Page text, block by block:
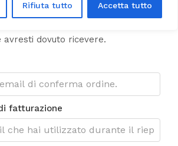
Rifiuta tutto Accetta tutto
avresti dovuto ricevere.
fatturazione